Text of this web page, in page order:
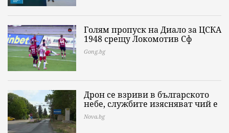
Голям пропуск на Диало за ЦСКА
1948 срещу Локомотив Сф
Gong.bg
Дрон се взриви в българското
небе, службите изясняват чий е
Nova.bg